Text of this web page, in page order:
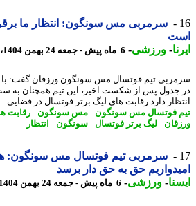
سرمربی مس سونگون: انتظار ما
-ورزشی-6 ماه پیش - جمعه 24 بهمن 1404، 21:35
تیم فوتسال مس سونگون ورزقان گفت: با
پس از شکست اخیر، این تیم همچنان به سه
دارد رقابت های لیگ برتر فوتسال در فضایی ...
فوتسال مس سونگون-مس سونگون-رقابت های
-لیگ برتر فوتسال-سونگون-انتظار
سرمربی تیم فوتسال مس سونگون: هنوز
حق به حق دار برسد
-ورزشی-6 ماه پیش - جمعه 24 بهمن 1404، 20:35